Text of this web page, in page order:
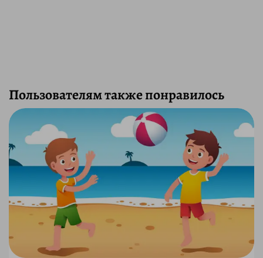
Пользователям также понравилось